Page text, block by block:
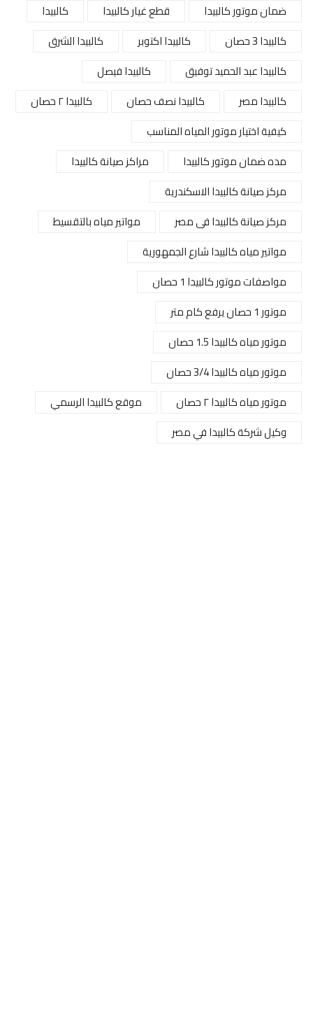
ضمان موتور كالبيدا
قطع غيار كالبيدا
كالبيدا
كالبيدا 3 حصان
كالبيدا اكتوبر
كالبيدا الشرق
كالبيدا عبد الحميد توفيق
كالبيدا فيصل
كالبيدا مصر
كالبيدا نصف حصان
كالبيدا ٢ حصان
كيفية اختيار موتور المياه المناسب
مده ضمان موتور كالبيدا
مراكز صيانة كالبيدا
مركز صيانة كالبيدا الاسكندرية
مركز صيانة كالبيدا فى مصر
مواتير مياه بالتقسيط
مواتير مياه كالبيدا شارع الجمهورية
مواصفات موتور كالبيدا 1 حصان
موتور 1 حصان يرفع كام متر
موتور مياه كالبيدا 1.5 حصان
موتور مياه كالبيدا 3/4 حصان
موتور مياه كالبيدا ٢ حصان
موقع كالبيدا الرسمي
وكيل شركة كالبيدا في مصر